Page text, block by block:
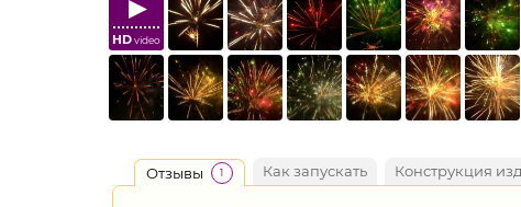
HDvideo
Отзывы 1 Как запускать Конструкция